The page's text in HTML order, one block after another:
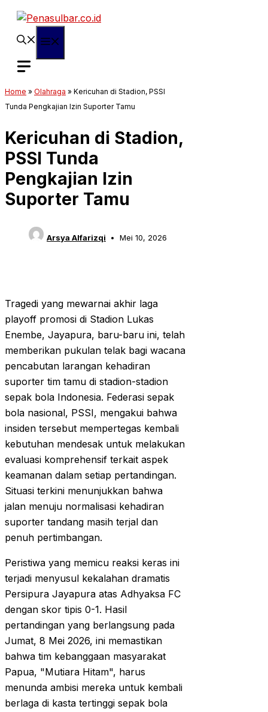
Langsung
Home » Olahraga » Kericuhan di Stadion, PSSI
Tunda Pengkajian Izin Suporter Tamu
Kericuhan di Stadion,
PSSI Tunda
Pengkajian Izin
Suporter Tamu
Arsya Alfarizqi Mei 10, 2026
Tragedi yang mewarnai akhir laga
playoff promosi di Stadion Lukas
Enembe, Jayapura, baru-baru ini, telah
memberikan pukulan telak bagi wacana
pencabutan larangan kehadiran
suporter tim tamu di stadion-stadion
sepak bola Indonesia. Federasi sepak
bola nasional, PSSI, mengakui bahwa
insiden tersebut mempertegas kembali
kebutuhan mendesak untuk melakukan
evaluasi komprehensif terkait aspek
keamanan dalam setiap pertandingan.
Situasi terkini menunjukkan bahwa
jalan menuju normalisasi kehadiran
suporter tandang masih terjal dan
penuh pertimbangan.
Peristiwa yang memicu reaksi keras ini
terjadi menyusul kekalahan dramatis
Persipura Jayapura atas Adhyaksa FC
dengan skor tipis 0-1. Hasil
pertandingan yang berlangsung pada
Jumat, 8 Mei 2026, ini memastikan
bahwa tim kebanggaan masyarakat
Papua, "Mutiara Hitam", harus
menunda ambisi mereka untuk kembali
berlaga di kasta tertinggi sepak bola